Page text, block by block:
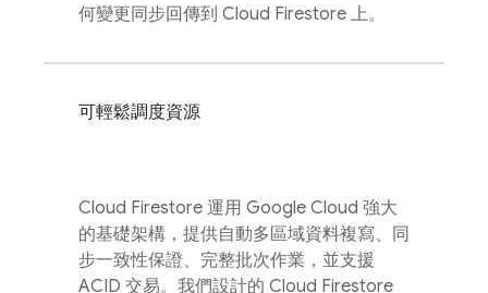
何變更同步回傳到 Cloud Firestore 上。
可輕鬆調度資源
Cloud Firestore 運用 Google Cloud 強大
的基礎架構，提供自動多區域資料複寫、同
步一致性保證、完整批次作業，並支援
ACID 交易。我們設計的 Cloud Firestore